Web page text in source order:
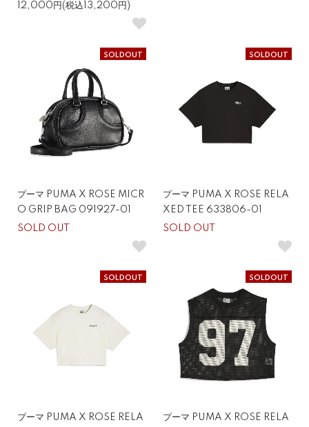
12,000円(税込13,200円)
SOLDOUT
プーマ PUMA X ROSE MICR
O GRIP BAG 091927-01
SOLD OUT
SOLDOUT
プーマ PUMA X ROSE RELA
XED TEE 633806-01
SOLD OUT
SOLDOUT
プーマ PUMA X ROSE RELA
SOLDOUT
プーマ PUMA X ROSE RELA